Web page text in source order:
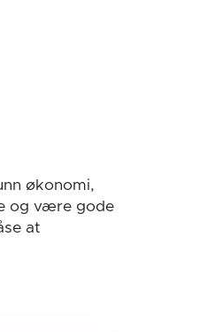
økonomi,
og være gode
at